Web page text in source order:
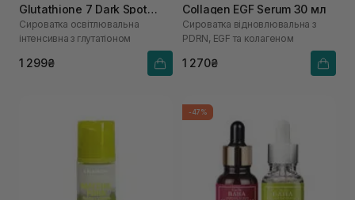
Glutathione 7 Dark Spot
Serum 30 мл
Сироватка освітлювальна
інтенсивна з глутатіоном
1 299₴
Collagen EGF Serum 30 мл
Сироватка відновлювальна з
PDRN, EGF та колагеном
1 270₴
-47%